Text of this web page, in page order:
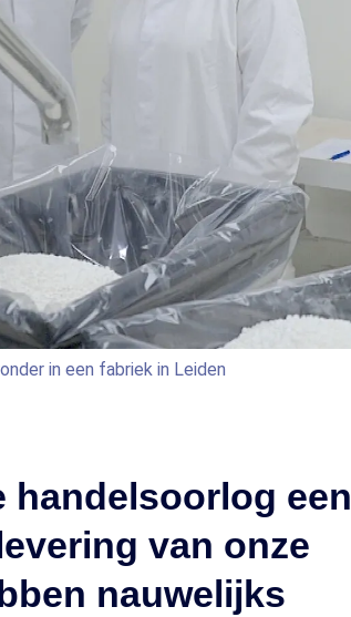
in een fabriek in Leiden
handelsoorlog een
van onze
nauwelijks